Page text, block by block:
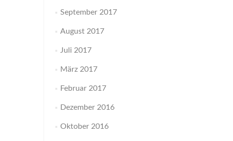
September 2017
August 2017
Juli 2017
März 2017
Februar 2017
Dezember 2016
Oktober 2016